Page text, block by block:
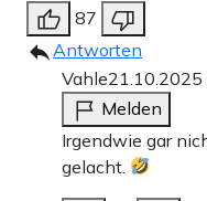
87
Antworten
Vahle21.10.2025
Melden
Irgendwie gar
gelacht.